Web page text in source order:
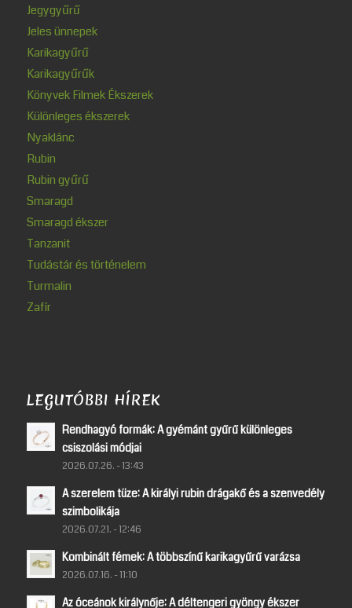
Jegygyűrű
Jeles ünnepek
Karikagyűrű
Karikagyűrűk
Könyvek Filmek Ékszerek
Különleges ékszerek
Nyaklánc
Rubin
Rubin gyűrű
Smaragd
Smaragd ékszer
Tanzanit
Tudástár és történelem
Turmalin
Zafír
LEGUTÓBBI HÍREK
Rendhagyó formák: A gyémánt gyűrű különleges
csiszolási módjai
2026.07.26. - 13:43
A szerelem tüze: A királyi rubin drágakő és a szenvedély
szimbolikája
2026.07.21. - 12:46
Kombinált fémek: A többszínű karikagyűrű varázsa
2026.07.16. - 11:10
Az óceánok királynője: A déltengeri gyöngy ékszer